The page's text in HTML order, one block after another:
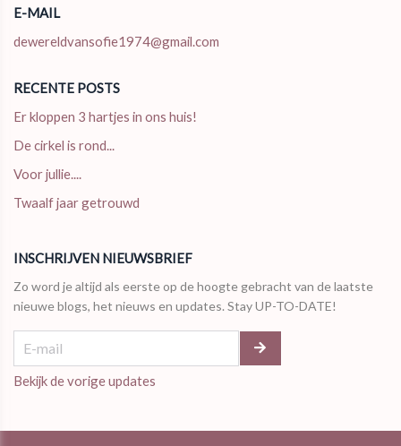
E-MAIL
dewereldvansofie1974@gmail.com
RECENTE POSTS
Er kloppen 3 hartjes in ons huis!
De cirkel is rond...
Voor jullie....
Twaalf jaar getrouwd
INSCHRIJVEN NIEUWSBRIEF
Zo word je altijd als eerste op de hoogte gebracht van de laatste
nieuwe blogs, het nieuws en updates. Stay UP-TO-DATE!
Bekijk de vorige updates